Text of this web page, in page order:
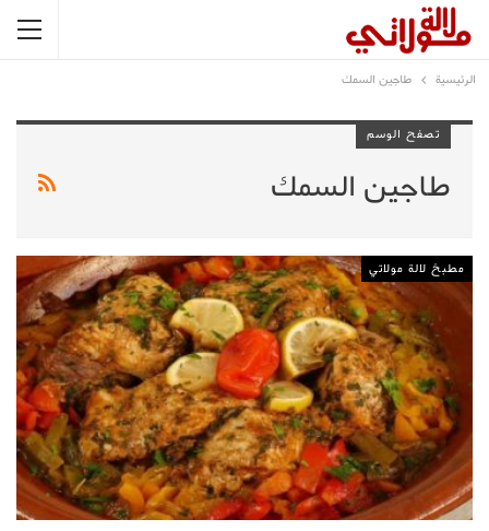
الرئيسية طاجين السمك
تصفح الوسم
طاجين السمك
مطبخ لالة مولاتي